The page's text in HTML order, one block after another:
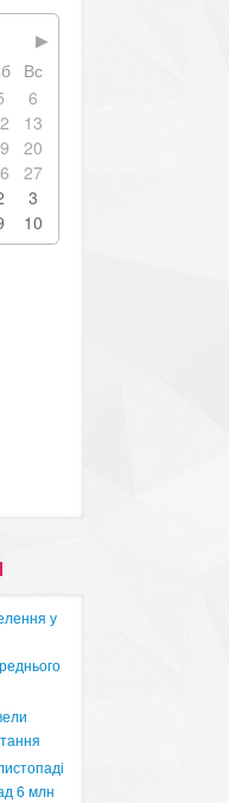
▶
Вс
6
13
20
27
3
10
у
6 млн